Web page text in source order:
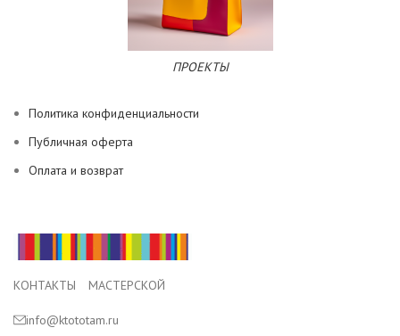
ПРОЕКТЫ
Политика конфиденциальности
Публичная оферта
Оплата и возврат
КОНТАКТЫ МАСТЕРСКОЙ
info@ktototam.ru